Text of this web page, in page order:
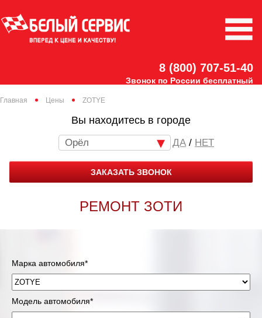
8 (800) 707-51-40
Звонок по России бесплатный
Главная Цены ZOTYE
Вы находитесь в городе
Орёл / НЕТ
ЗАКАЗАТЬ ЗВОНОК
РЕМОНТ ЗОТИ
Марка автомобиля*
Модель автомобиля*